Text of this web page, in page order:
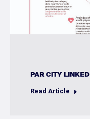
PARCITY LINKED
Read Article